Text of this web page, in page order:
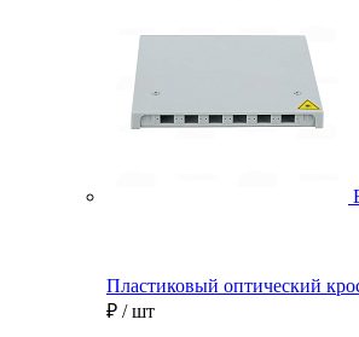
Пластиковый оптический
₽ / шт